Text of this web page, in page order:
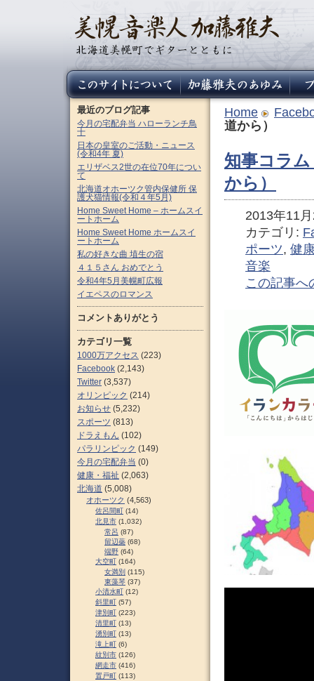
Home
道から）
知事コラ
から）
2013年11
カテゴリ:
ポーツ, 健
音楽
この記事へ
最近のブログ記事
今月の宅配弁当 ハローランチ鳥
十
日本の皇室のご活動・ニュース
(令和4年 夏)
エリザベス2世の在位70年につい
て
北海道オホーツク管内保健所 保
護犬猫情報(令和４年5月)
Home Sweet Home – ホームスイ
ートホーム
Home Sweet Home ホームスイ
ートホーム
私の好きな曲 埴生の宿
４１５さん おめでとう
令和4年5月美幌町広報
イエペスのロマンス
コメントありがとう
カテゴリ一覧
1000万アクセス (223)
Facebook (2,143)
Twitter (3,537)
オリンピック (214)
お知らせ (5,232)
スポーツ (813)
ドラえもん (102)
パラリンピック (149)
今月の宅配弁当 (0)
健康・福祉 (2,063)
北海道 (5,008)
オホーツク (4,563)
佐呂間町 (14)
北見市 (1,032)
常呂 (87)
留辺蘂 (68)
端野 (64)
大空町 (164)
女満別 (115)
東藻琴 (37)
小清水町 (12)
斜里町 (57)
津別町 (223)
清里町 (13)
湧別町 (13)
滝上町 (6)
紋別市 (126)
網走市 (416)
置戸町 (113)